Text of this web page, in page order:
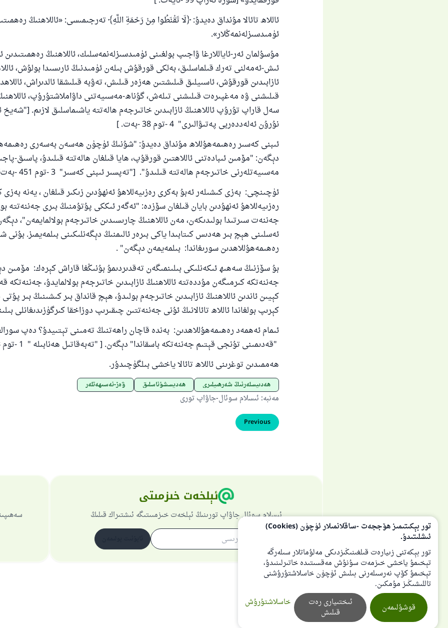
ئاللاھ تائالا مۇنداق دەيدۇ: ﴿لَا تَقْنَطُوا مِنْ رَحْمَةِ اللَّهِ﴾ تەرجىمىسى: «ئاللاھنىڭ
ئۈمىدسىزلەنمەڭلار».
مۇسۇلمان ئەر-ئاياللارغا ۋاجىپ بولغىنى ئۈمىدسىزلەنمەسلىك، ئاللاھنىڭ
ئىش-ئەمەلنى تەرك قىلماسلىق، بەلكى قورقۇش بىلەن ئۈمىدنىڭ ئارىسىدا بولۇش،
ئازابىدىن قورقۇش، ئاسىيلىق قىلىشتىن ھەزەر قىلىش، تەۋبە قىلىشقا ئالدىراش،
قىلىشنى ۋە مەغپىرەت قىلىشنى تىلەش، گۇناھ-مەسىيەتنى داۋاملاشتۇرۇپ،
سەل قاراپ تۇرۇپ ئاللاھنىڭ ئازابىدىن خاتىرجەم ھالەتتە ياشىماسلىق لازىم. ["شەيخ
نۇرۇن ئەلەددەربى پەتىۋالىرى" 4 -توم 38 -بەت. ]
ئىبنى كەسىر رەھىمەھۇللاھ مۇنداق دەيدۇ: "شۇنىڭ ئۈچۈن ھەسەن بەسەرى
دېگەن: "مۆمىن ئىبادەتنى ئاللاھتىن قورقۇپ، ھايا قىلغان ھالەتتە قىلىدۇ، پاسىق-
مەسىيەتلەرنى خاتىرجەم ھالەتتە قىلىدۇ". ["تەپسىر ئىبنى كەسىر" 3 -توم 451 -بەت].
ئۈچىنچى: بەزى كىشىلەر ئەبۇ بەكرى رەزىيەللاھۇ ئەنھۇدىن زىكىر قىلغان ، يەنە
رەزىيەللاھۇ ئەنھۇدىن بايان قىلغان سۆزدە: "ئەگەر ئىككى پۇتۇمنىڭ بىرى جەننەتتە
جەننەت سىرتىدا بولىدىكەن، مەن ئاللاھنىڭ چارىسىدىن خاتىرجەم بولالمايمەن"،
ئەسلىنى ھېچ بىر ھەدىس كىتابىدا ياكى بىرەر ئالىمنىڭ دېگەنلىكىنى بىلمەيمىز. بۇنى
رەھىمەھۇللاھدىن سورىغاندا: بىلمەيمەن دېگەن" .
بۇ سۆزنىڭ سەھىھ ئىكەنلىكى بىلىنمىگەن تەقدىردىمۇ بۇنىڭغا قاراش كېرەك: مۆمىن
جەننەتكە كىرمىگەن مۇددەتتە ئاللاھنىڭ ئازابىدىن خاتىرجەم بولالمايدۇ، جەننەتكە
كېيىن ئاندىن ئاللاھنىڭ ئازابىدىن خاتىرجەم بولىدۇ، ھېچ قانداق بىر كىشىنىڭ بىر
كېرىپ بولغاندا ئاللاھ تائالانىڭ ئۇنى جەننەتتىن چىقىرىپ دوزاخقا كىرگۈزىدىغانلى
ئىمام ئەھمەد رەھىمەھۇللاھدىن: بەندە قاچان راھەتنىڭ تەمىنى تېتىيدۇ؟ دەپ
"قەدىمىنى تۇنجى قېتىم جەننەتكە باسقاندا" دېگەن. [ "تەبەقاتىل ھەنابىلە " 1 -توم 293 -بەت].
ھەممىدىن توغرىنى ئاللاھ تائالا ياخشى بىلگۈچىدۇر.
ھەدىيسلەرنىڭ شەرھىيلىرى ھەديسشۇناسلىق ۋەز-نەسىھەتلەر
مەنبە: ئىسلام سوئال-جاۋاپ تورى
Previous
ئېلخەت خىزمىتى
ئىسلام سوئال جاۋاپ تورىنىڭ ئېلخەت خىزمىىتىگە ئىشتىراك قىلىڭ
تور بېكىتىمىز ھۆججەت -ساقلانمىلار ئۈچۈن (Cookies)
ئىشلىتىدۇ.
تور بېكەتنى زىيارەت قىلغىنىڭىزدىكى مەلۇماتلار سىلەرگە
تېخىمۇ ياخشى خىزمەت سۇنۇش مەقسىتىدە خاتىرلىنىدۇ،
تېخىمۇ كۆپ نەرسىلەرنى بىلىش ئۈچۈن خاسلاشتۇرۇشنى
تاللىشىڭىز مۇمكىن.
خاسلاشتۇرۇش
ئىختىيارى رەت
قىلىش قوشۇلىمەن